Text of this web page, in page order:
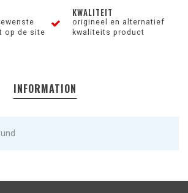
op de site
KWALITEIT
origineel en alternatief
kwaliteits product
INFORMATION